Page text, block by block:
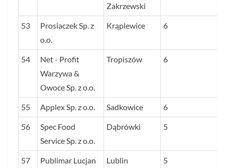
Zakrzewski
53
Prosiaczek Sp. z
o.o.
Krąplewice 6
54
Net - Profit
Warzywa &
Owoce Sp. z o.o.
Tropiszów 6
55 Applex Sp. z o.o. Sadkowice 6
56
Spec Food
Service Sp. z o.o.
Dąbrówki 5
57 Publimar Lucjan Lublin 5